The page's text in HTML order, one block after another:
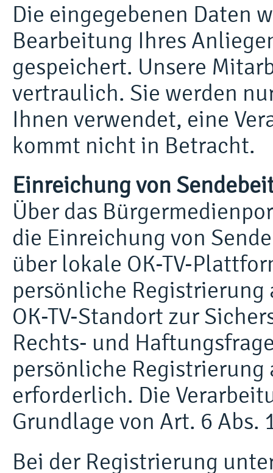
Die eingegebenen Daten
Bearbeitung Ihres
gespeichert. Unsere
vertraulich. Sie werden
Ihnen verwendet, eine
kommt nicht in Betracht.
Einreichung von
Über das
die Einreichung von
über lokale OK-TV-
persönliche
OK-TV-Standort zur
Rechts- und
persönliche
erforderlich. Die
Grundlage von Art. 6 Abs.
Bei der Registrierung